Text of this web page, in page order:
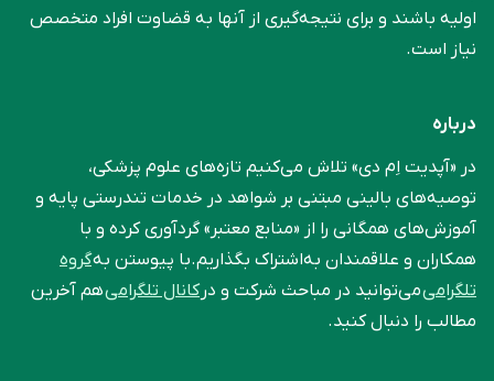
اولیه باشند و برای نتیجه‌گیری از آنها به قضاوت افراد متخصص
نیاز است.
درباره
در «آپدیت اِم دی» تلاش می‌کنیم تازه‌های علوم پزشکی،
توصیه‌های بالینی مبتنی بر شواهد در خدمات تندرستی پایه و
آموزش‌های همگانی را از «منابع معتبر» گردآوری کرده و با
همکاران و علاقمندان به‌اشتراک بگذاریم.با پیوستن بهگروه
تلگرامیمی‌توانید در مباحث شرکت و درکانال تلگرامیهم آخرین
مطالب را دنبال کنید.